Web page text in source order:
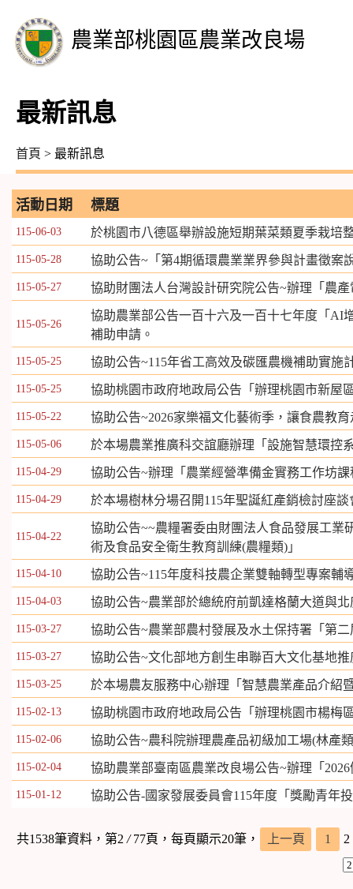
農業部桃園區農業改良場
最新訊息
首頁 > 最新訊息
活動日期 標題
115-06-03 於桃園市八德區舉辦設施短期葉菜類夏季栽培
115-05-28 協助公告~「第4期循環農業業界參與計畫徵案
115-05-27 協助財團法人台灣設計研究院公告~辦理「農
115-05-26
協助農業部公告一百十六及一百十七年度「AI
補助申請。
115-05-25 協助公告~115年省工高效及碳匯農機補助實施
115-05-25 協助桃園市政府地政局公告「辦理桃園市新屋
115-05-22 協助公告~2026家樂福文化藝術季，讓食農教
115-05-06 於本場農業推廣科交誼廳辦理「設施智慧環控
115-04-29 協助公告~辦理「農業經營準備金實務工作坊課
115-04-29 於本場樹林分場召開115年聖誕紅產銷檢討座談
115-04-22
協助公告~~農糧署委由財團法人食品發展工業
術及食品安全衛生教育訓練(農糧類)」
115-04-10 協助公告~115年度科技農企業雙軸轉型專案輔
115-04-03 協助公告~農業部於總統府前凱達格蘭大道與
115-03-27 協助公告~農業部農村發展及水土保持署「第
115-03-27 協助公告~文化部地方創生串聯百大文化基地
115-03-25 於本場農友服務中心辦理「智慧農業產品介紹
115-02-13 協助桃園市政府地政局公告「辦理桃園市楊梅
115-02-06 協助公告~農科院辦理農產品初級加工場(林產
115-02-04 協助農業部臺南區農業改良場公告~辦理「
115-01-12 協助公告-國家發展委員會115年度「獎勵青年
共1538筆資料，第2 /77頁，每頁顯示20筆， 上一頁 1 2